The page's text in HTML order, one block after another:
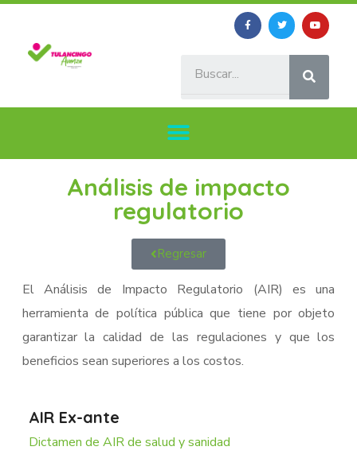
Análisis de impacto
regulatorio
Regresar
El Análisis de Impacto Regulatorio (AIR) es una
herramienta de política pública que tiene por objeto
garantizar la calidad de las regulaciones y que los
beneficios sean superiores a los costos.
AIR Ex-ante
Dictamen de AIR de salud y sanidad